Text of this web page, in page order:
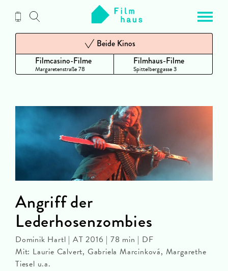
Inhalt
Filmcasino-Filme
Margaretenstraße 78
Beide Kinos
Filmhaus-Filme
Spittelberggasse 3
Angriff der
Lederhosenzombies
Dominik Hartl | AT 2016 | 78 min | DF
Mit: Laurie Calvert, Gabriela Marcinková, Margarethe
Tiesel u.a.